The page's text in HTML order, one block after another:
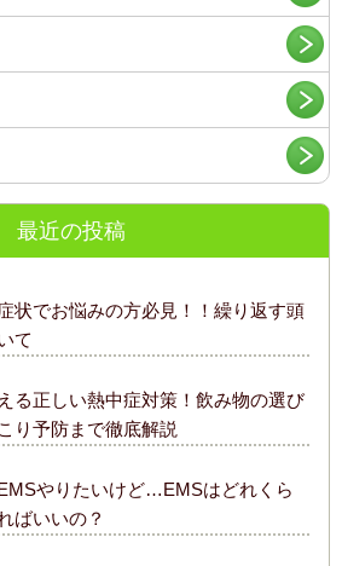
最近の投稿
状でお悩みの方必見！！繰り返す頭
て
る正しい熱中症対策！飲み物の選び
り予防まで徹底解説
やりたいけど…EMSはどれくら
ばいいの？